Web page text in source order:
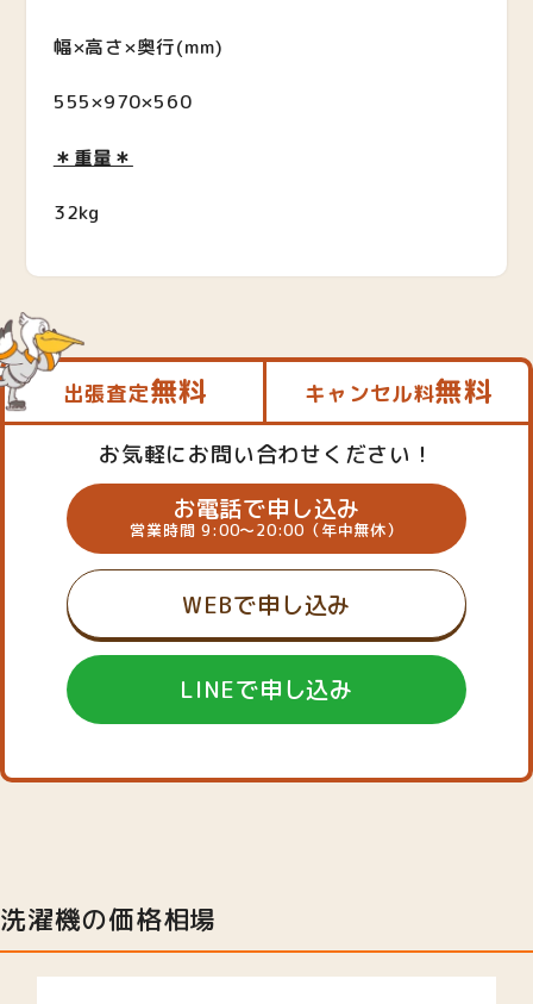
幅×高さ×奥行(mm)
555×970×560
＊重量＊
32kg
出張査定無料 キャンセル料無料
お気軽にお問い合わせください！
お電話で申し込み
営業時間 9:00～20:00（年中無休）
WEBで申し込み
LINEで申し込み
洗濯機の価格相場